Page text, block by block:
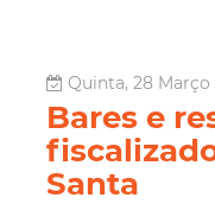
Quinta, 28 Março
Bares e
Santa